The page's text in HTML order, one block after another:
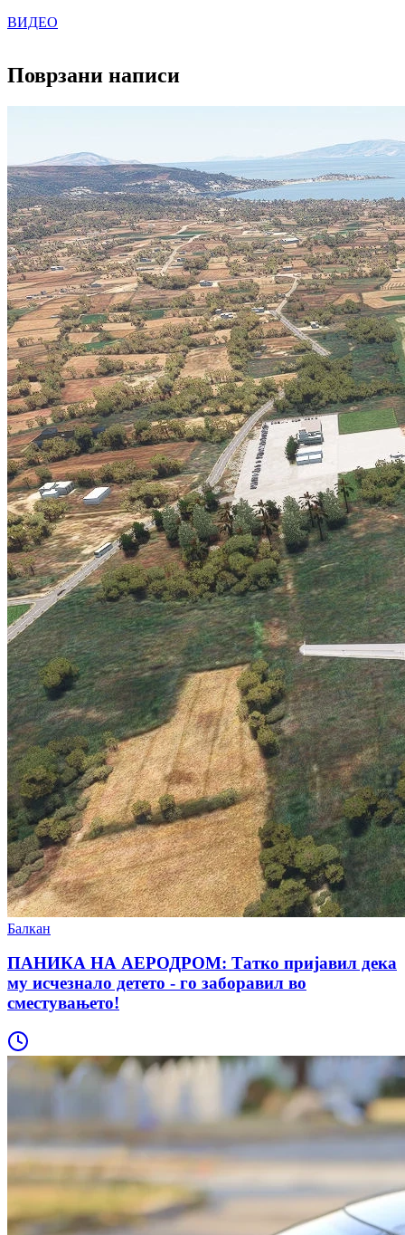
ВИДЕО
Поврзани написи
Балкан
ПАНИКА НА АЕРОДРОМ: Татко пријавил дека
му исчезнало детето - го заборавил во
сместувањето!